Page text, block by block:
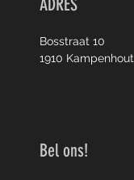
ADRES
Bosstraat 10
1910 Kampenhout
Bel ons!